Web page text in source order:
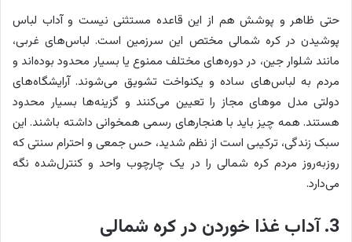
حتی ظاهر و پوشش هم از این قاعده مستثنی نیست و آداب لباس
پوشیدن در کره شمالی مختص این سرزمین است. لباس‌های غربی،
مانند شلوار جین، در دوره‌های مختلف ممنوع یا بسیار محدود بوده‌اند و
مردم به لباس‌های ساده و یکنواخت تشویق می‌شوند. آرایشگاه‌های
دولتی مدل موهای مجاز را تعیین می‌کنند و گزینه‌ها بسیار محدود
هستند. همه چیز باید با هنجارهای رسمی همخوانی داشته باشند. این
سبک زندگی، ترکیبی است از نظم شدید، حس جمعی و احترام سنتی که
روزبه‌روز مردم کره شمالی را در یک چارچوب واحد و کنترل‌شده نگه
می‌دارد.
3. آداب غذا خوردن در کره شمالی